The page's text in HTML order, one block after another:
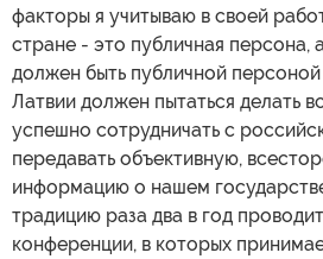
факторы я учитываю в своей
стране - это публичная персона,
должен быть публичной
Латвии должен пытаться делать
успешно сотрудничать с
передавать объективную,
информацию о нашем
традицию раза два в год
конференции, в которых